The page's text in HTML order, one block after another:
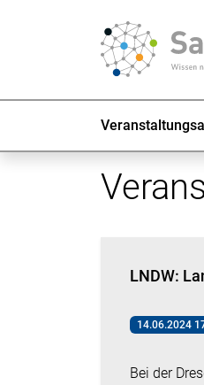
LNDW:
14.06.2024
Bei der